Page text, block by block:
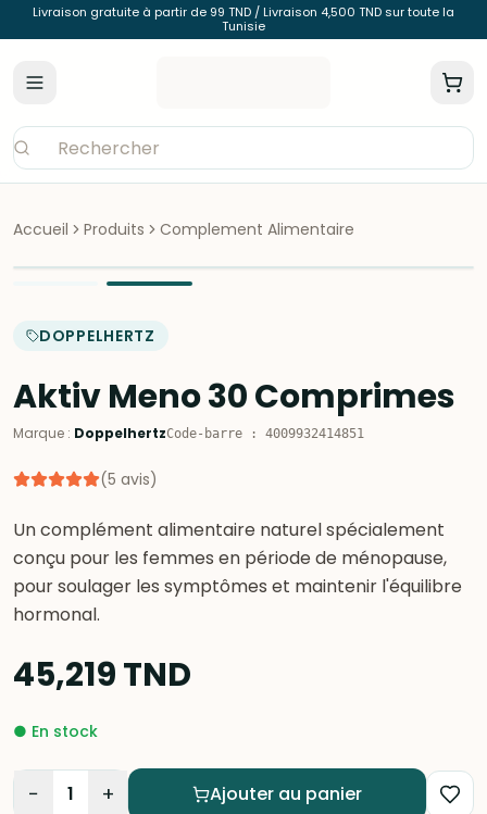
Livraison gratuite à partir de 99 TND / Livraison 4,500 TND sur toute la
Tunisie
Accueil Produits Complement Alimentaire
DOPPELHERTZ
Aktiv Meno 30 Comprimes
Marque : DoppelhertzCode-barre : 4009932414851
(5 avis)
Un complément alimentaire naturel spécialement
conçu pour les femmes en période de ménopause,
pour soulager les symptômes et maintenir l'équilibre
hormonal.
45,219TND
● En stock
− 1 + Ajouter au panier